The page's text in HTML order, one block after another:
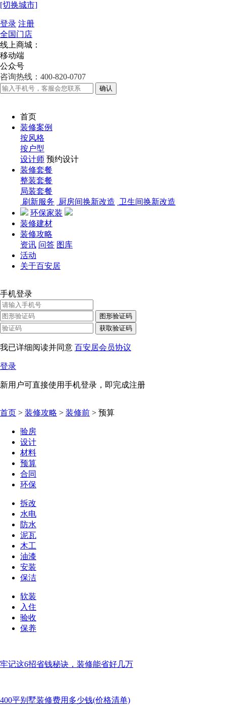
[切换城市]
登录 注册
全国门店
线上商城：
移动端
公众号
咨询热线：400-820-0707
确认
首页
装修案例
按风格
按户型
设计师 预约设计
装修套餐
整装套餐
局装套餐
刷新服务
厨房间换新改造 卫生间换新改造
环保家装
装修建材
装修攻略
资讯 问答 图库
活动
关于百安居
手机登录
图形验证码
获取验证码
我已详细阅读并同意 百安居会员协议
登录
新用户可直接使用手机登录，即完成注册
首页 > 装修攻略 > 装修前 > 预算
验房
设计
材料
预算
合同
环保
拆改
水电
防水
泥瓦
木工
油漆
安装
保洁
软装
入住
验收
保养
牢记这6招省钱秘诀，装修能省好几万
400平别墅装修费用多少钱(价格清单)